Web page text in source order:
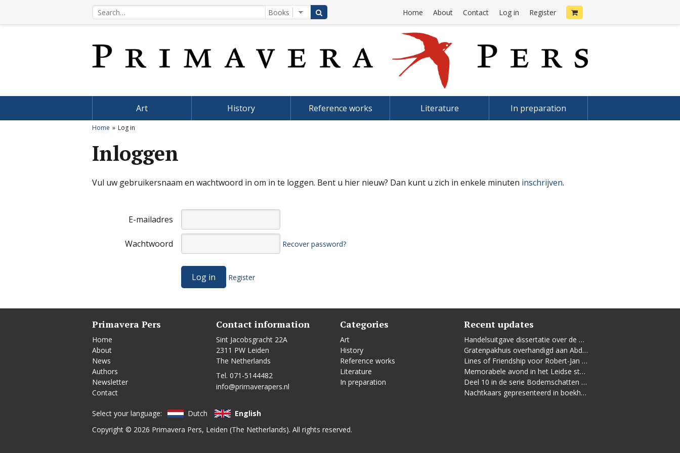
Home About Contact Log in Register
Art History Reference works Literature In preparation
Home Log in
Inloggen
Vul uw gebruikersnaam en wachtwoord in om in te loggen. Bent u hier nieuw? Dan kunt u zich in enkele minuten inschrijven.
E-mailadres
Wachtwoord Recover password?
Register
Primavera Pers
Home
About
News
Authors
Newsletter
Contact
Contact information
Sint Jacobsgracht 22A
2311 PW Leiden
The Netherlands
Tel. 071-5144482
info@primaverapers.nl
Categories
Art
History
Reference works
Literature
In preparation
Recent updates
Handelsuitgave dissertatie over de Leidse vrouwenbeweging
Gratenpakhuis overhandigd aan Abdelhaq Jermoumi
Lines of Friendship voor Robert-Jan te Rijdt
Memorabele avond in het Leidse stadhuis
Deel 10 in de serie Bodemschatten en Bouwgeheimen verschenen
Nachtkaars gepresenteerd in boekhandel De Kler
Select your language: Dutch
English
Copyright © 2026 Primavera Pers, Leiden (The Netherlands). All rights reserved.